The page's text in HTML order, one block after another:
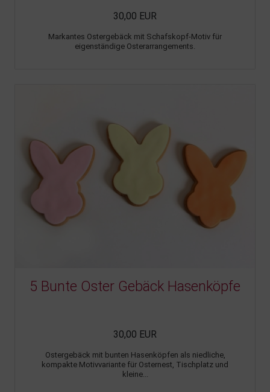
30,00 EUR
Markantes Ostergebäck mit Schafskopf-Motiv für
eigenständige Osterarrangements.
5 Bunte Oster Gebäck Hasenköpfe
30,00 EUR
Ostergebäck mit bunten Hasenköpfen als niedliche,
kompakte Motivvariante für Osternest, Tischplatz und
kleine...